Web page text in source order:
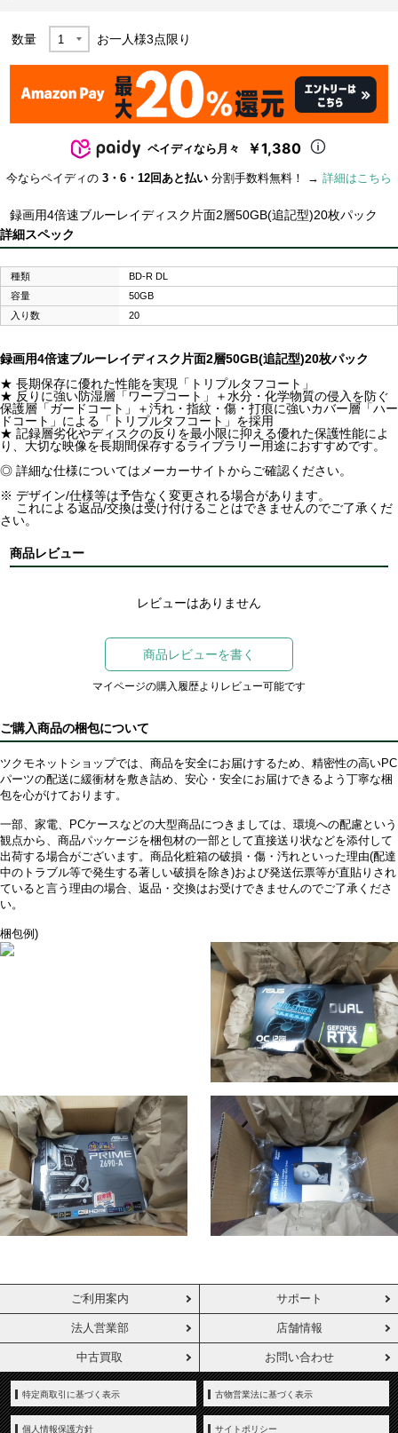
数量 お一人様3点限り
ペイディなら月々 ￥1,380
今ならペイディの 3・6・12回あと払い 分割手数料無料！ → 詳細はこちら
録画用4倍速ブルーレイディスク片面2層50GB(追記型)20枚パック
詳細スペック
種類
BD-R DL
容量
50GB
入り数
20
録画用4倍速ブルーレイディスク片面2層50GB(追記型)20枚パック
★ 長期保存に優れた性能を実現「トリプルタフコート」
★ 反りに強い防湿層「ワープコート」＋水分・化学物質の侵入を防ぐ
保護層「ガードコート」＋汚れ・指紋・傷・打痕に強いカバー層「ハー
ドコート」による「トリプルタフコート」を採用
★ 記録層劣化やディスクの反りを最小限に抑える優れた保護性能によ
り、大切な映像を長期間保存するライブラリー用途におすすめです。
◎ 詳細な仕様についてはメーカーサイトからご確認ください。
※ デザイン/仕様等は予告なく変更される場合があります。
これによる返品/交換は受け付けることはできませんのでご了承くだ
さい。
商品レビュー
レビューはありません
商品レビューを書く
マイページの購入履歴よりレビュー可能です
ご購入商品の梱包について
ツクモネットショップでは、商品を安全にお届けするため、精密性の高いPC
パーツの配送に緩衝材を敷き詰め、安心・安全にお届けできるよう丁寧な梱
包を心がけております。
一部、家電、PCケースなどの大型商品につきましては、環境への配慮という
観点から、商品パッケージを梱包材の一部として直接送り状などを添付して
出荷する場合がございます。商品化粧箱の破損・傷・汚れといった理由(配達
中のトラブル等で発生する著しい破損を除き)および発送伝票等が直貼りされ
ていると言う理由の場合、返品・交換はお受けできませんのでご了承くださ
い。
梱包例)
ご利用案内 サポート
法人営業部 店舗情報
中古買取 お問い合わせ
特定商取引に基づく表示 古物営業法に基づく表示
個人情報保護方針 サイトポリシー